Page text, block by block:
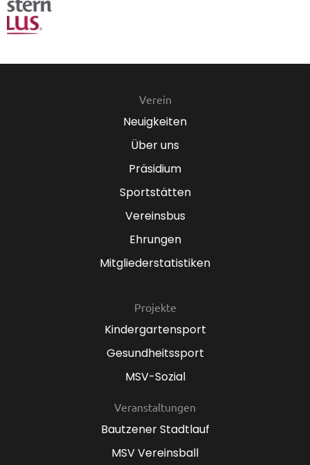
Verein
Neuigkeiten
Über uns
Präsidium
Sportstätten
Vereinsbus
Ehrungen
Mitgliederstatistiken
Projekte
Kindergartensport
Gesundheitssport
MSV-Sozial
Veranstaltungen
Bautzener Stadtlauf
MSV Vereinsball